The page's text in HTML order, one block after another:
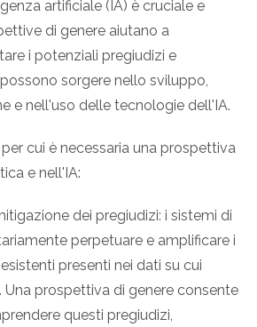
artificiale (IA) è cruciale e
di genere aiutano a
i potenziali pregiudizi e
sorgere nello sviluppo,
e nell'uso delle tecnologie dell'IA.
cui è necessaria una prospettiva
e nell'IA:
dei pregiudizi: i sistemi di
perpetuare e amplificare i
presenti nei dati su cui
prospettiva di genere consente
questi pregiudizi,